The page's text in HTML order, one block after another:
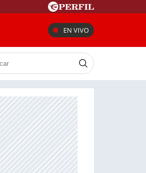
EN VIVO